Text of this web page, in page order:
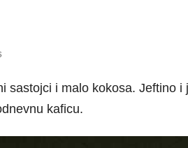
sastojci i malo kokosa. Jeftino i
kaficu.